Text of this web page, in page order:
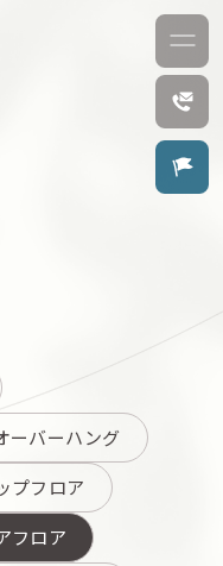
ーバーハング
プフロア
フロア